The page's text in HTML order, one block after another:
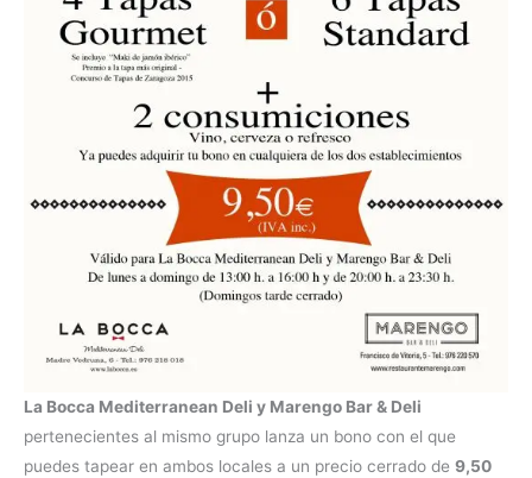
La Bocca Mediterranean Deli y Marengo Bar & Deli
pertenecientes al mismo grupo lanza un bono con el que
puedes tapear en ambos locales a un precio cerrado de 9,50